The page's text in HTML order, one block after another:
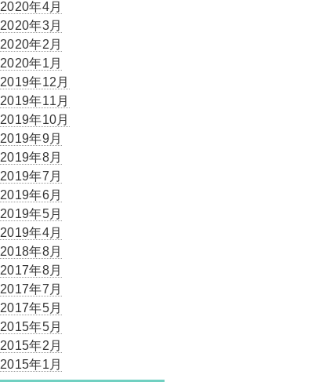
2020年4月
2020年3月
2020年2月
2020年1月
2019年12月
2019年11月
2019年10月
2019年9月
2019年8月
2019年7月
2019年6月
2019年5月
2019年4月
2018年8月
2017年8月
2017年7月
2017年5月
2015年5月
2015年2月
2015年1月